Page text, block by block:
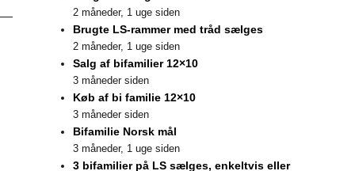
2 måneder, 1 uge siden
Brugte LS-rammer med tråd sælges
2 måneder, 1 uge siden
Salg af bifamilier 12×10
3 måneder siden
Køb af bi familie 12×10
3 måneder siden
Bifamilie Norsk mål
3 måneder, 1 uge siden
3 bifamilier på LS sælges, enkeltvis eller